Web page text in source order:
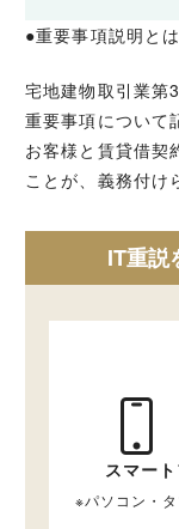
●重要事項説明とは
宅地建物取引業第
重要事項について
お客様と賃貸借契
ことが、義務付け
IT重説
スマー
※パソコン・